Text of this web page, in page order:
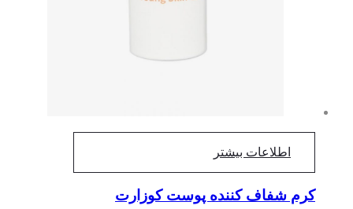
اطلاعات بیشتر
کرم شفاف کننده پوست کوزارت